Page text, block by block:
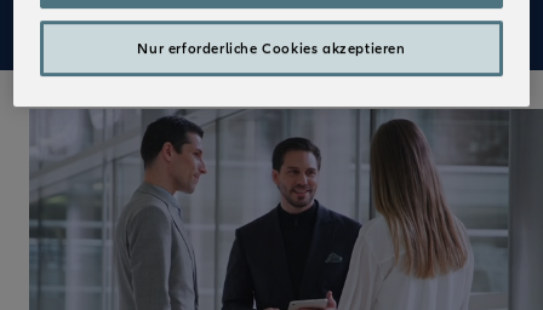
Mehr zu Deinen Vorteilen im Vertrieb der Allianz
Nur erforderliche Cookies akzeptieren